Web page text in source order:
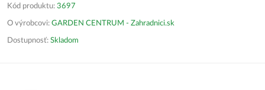
Kód produktu: 3697
O výrobcovi: GARDEN CENTRUM - Zahradnici.sk
Dostupnosť: Skladom